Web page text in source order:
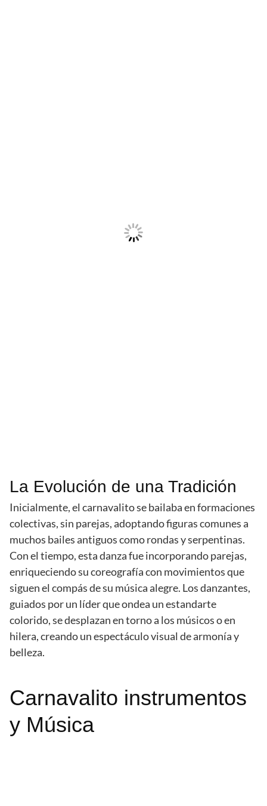
La Evolución de una Tradición
Inicialmente, el carnavalito se bailaba en formaciones
colectivas, sin parejas, adoptando figuras comunes a
muchos bailes antiguos como rondas y serpentinas.
Con el tiempo, esta danza fue incorporando parejas,
enriqueciendo su coreografía con movimientos que
siguen el compás de su música alegre. Los danzantes,
guiados por un líder que ondea un estandarte
colorido, se desplazan en torno a los músicos o en
hilera, creando un espectáculo visual de armonía y
belleza.
Carnavalito instrumentos
y Música